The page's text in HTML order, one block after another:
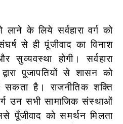
लाने के लिये सर्वहारा वर्ग को
से ही पूंजीवाद का विनाश
सुव्यवस्था होगी। सर्वहारा
पूजापतियों से शासन को
है। राजनीतिक शक्ति
उन सभी सामाजिक संस्थाओं
पूँजीवाद को समर्थन मिलता